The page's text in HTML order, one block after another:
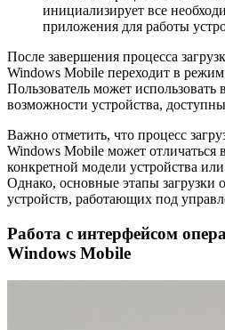
инициализирует все
приложения для работы
После завершения процесса
Windows Mobile переходит в режим
Пользователь может использовать
возможности устройства,
Важно отметить, что процесс
Windows Mobile может отличаться
конкретной модели устройства
Однако, основные этапы загрузки
устройств, работающих под
Работа с интерфейсом
Windows Mobile